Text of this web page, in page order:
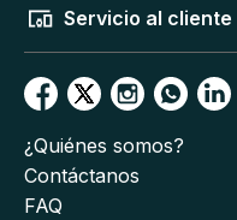
Servicio al cliente
¿Quiénes somos?
Contáctanos
FAQ